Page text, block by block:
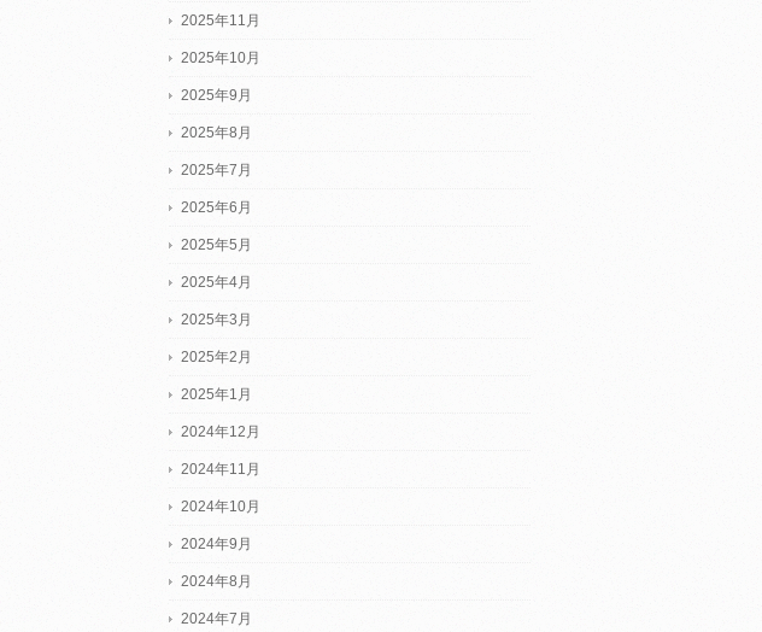
2025年11月
2025年10月
2025年9月
2025年8月
2025年7月
2025年6月
2025年5月
2025年4月
2025年3月
2025年2月
2025年1月
2024年12月
2024年11月
2024年10月
2024年9月
2024年8月
2024年7月